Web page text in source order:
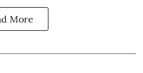
More